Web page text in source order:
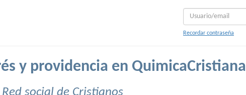
Recordar contraseña
y providencia en QuimicaCristiana
Red social de Cristianos